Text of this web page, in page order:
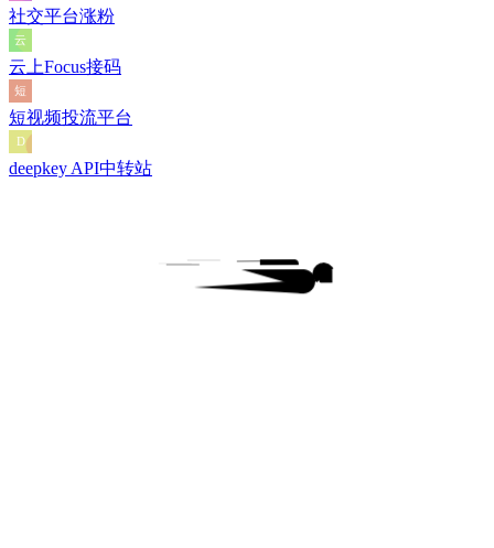
社交平台涨粉
云上Focus接码
短视频投流平台
deepkey API中转站